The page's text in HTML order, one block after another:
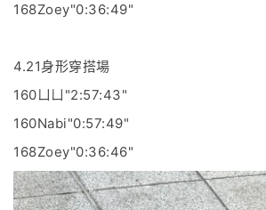
168Zoey"0:36:49"
4.21身形穿搭場
160ㄩㄩ"2:57:43"
160Nabi"0:57:49"
168Zoey"0:36:46"